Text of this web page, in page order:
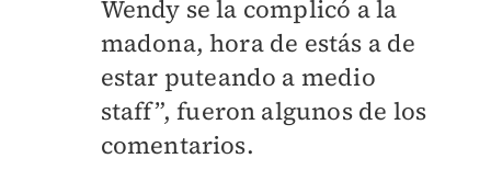
Wendy se la complicó a la
madona, hora de estás a de
estar puteando a medio
staff”, fueron algunos de los
comentarios.